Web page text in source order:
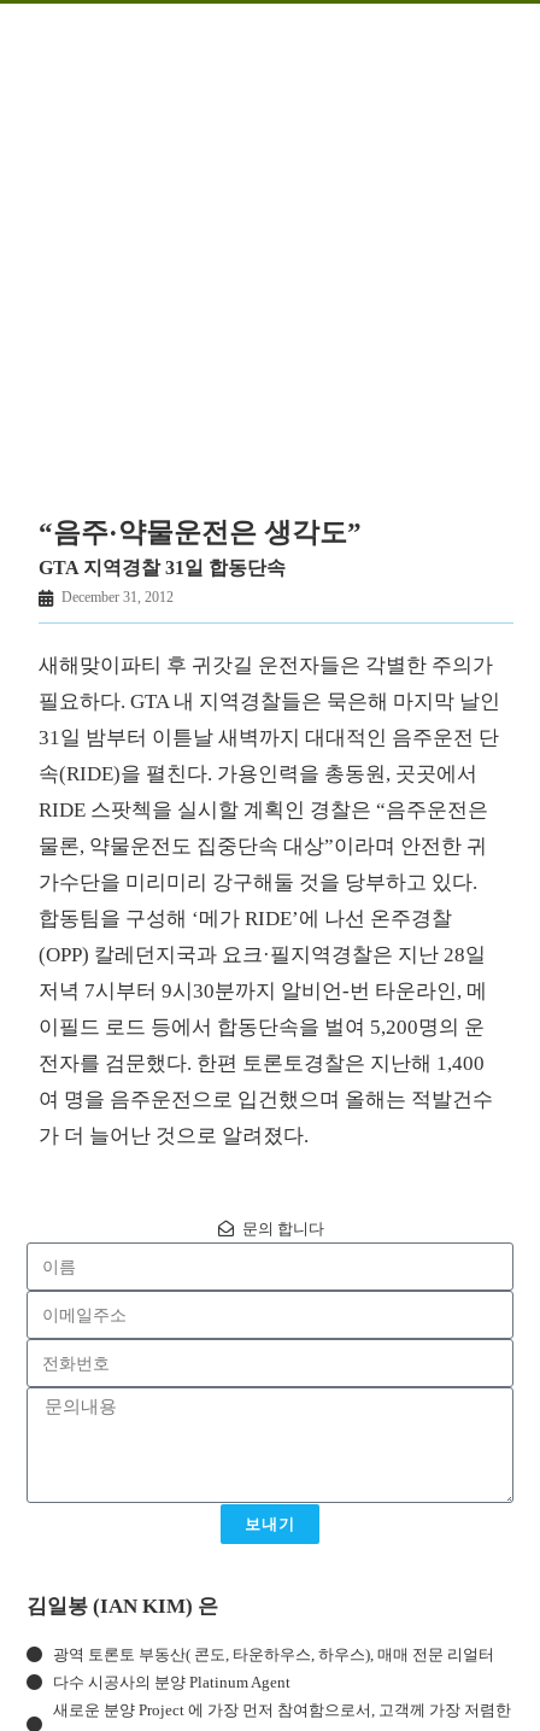
“음주·약물운전은 생각도”
GTA 지역경찰 31일 합동단속
December 31, 2012
새해맞이파티 후 귀갓길 운전자들은 각별한 주의가
필요하다. GTA 내 지역경찰들은 묵은해 마지막 날인
31일 밤부터 이튿날 새벽까지 대대적인 음주운전 단
속(RIDE)을 펼친다. 가용인력을 총동원, 곳곳에서
RIDE 스팟첵을 실시할 계획인 경찰은 “음주운전은
물론, 약물운전도 집중단속 대상”이라며 안전한 귀
가수단을 미리미리 강구해둘 것을 당부하고 있다.
합동팀을 구성해 ‘메가 RIDE’에 나선 온주경찰
(OPP) 칼레던지국과 요크·필지역경찰은 지난 28일
저녁 7시부터 9시30분까지 알비언-번 타운라인, 메
이필드 로드 등에서 합동단속을 벌여 5,200명의 운
전자를 검문했다. 한편 토론토경찰은 지난해 1,400
여 명을 음주운전으로 입건했으며 올해는 적발건수
가 더 늘어난 것으로 알려졌다.
문의 합니다
보내기
김일봉 (IAN KIM) 은
광역 토론토 부동산( 콘도, 타운하우스, 하우스), 매매 전문 리얼터
다수 시공사의 분양 Platinum Agent
새로운 분양 Project 에 가장 먼저 참여함으로서, 고객께 가장 저렴한